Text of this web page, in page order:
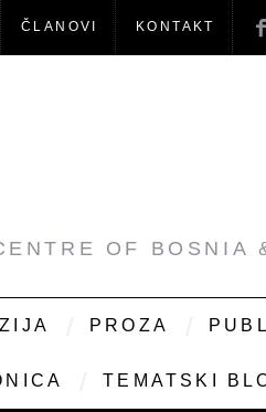
ČLANOVI KONTAKT
OF BOSNIA
PROZA
TEMATSKI